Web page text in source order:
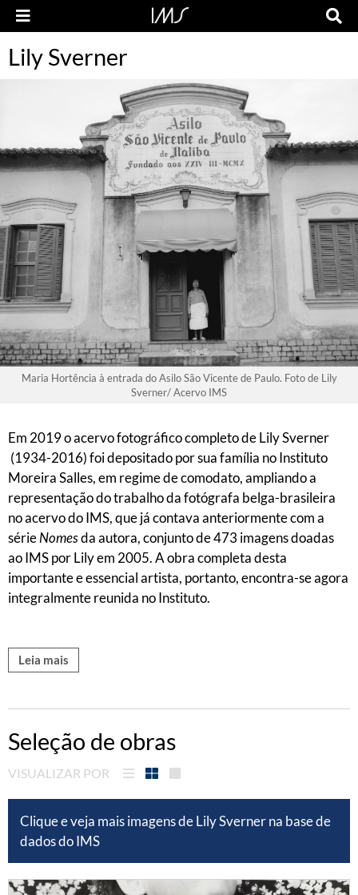
Lily Sverner
Maria Hortência à entrada do Asilo São Vicente de Paulo. Foto de Lily
Sverner/ Acervo IMS
Em 2019 o acervo fotográfico completo de Lily Sverner
(1934-2016) foi depositado por sua família no Instituto
Moreira Salles, em regime de comodato, ampliando a
representação do trabalho da fotógrafa belga-brasileira
no acervo do IMS, que já contava anteriormente com a
sérieNomesda autora, conjunto de 473 imagens doadas
ao IMS por Lily em 2005. A obra completa desta
importante e essencial artista, portanto, encontra-se agora
integralmente reunida no Instituto.
Leia mais
Seleção de obras
VISUALIZAR POR
Clique e veja mais imagens de Lily Sverner na base de
dados do IMS